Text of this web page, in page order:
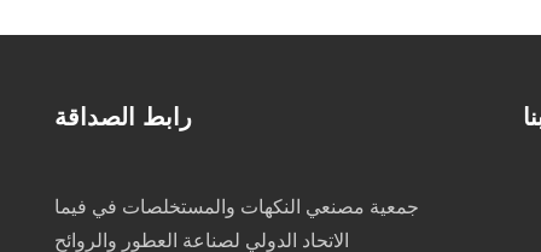
رابط الصداقة
جمعية مصنعي النكهات والمستخلصات في فيما
الاتحاد الدولي لصناعة العطور والروائح